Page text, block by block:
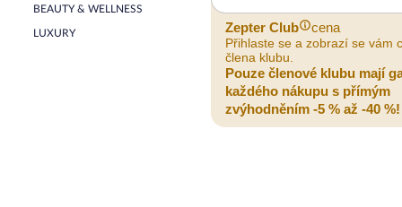
BEAUTY & WELLNESS
LUXURY Zepter Club cena
Přihlaste se a zobrazí se vám
člena klubu.
Pouze členové klubu mají
každého nákupu s přímým
zvýhodněním -5 % až -40 %!